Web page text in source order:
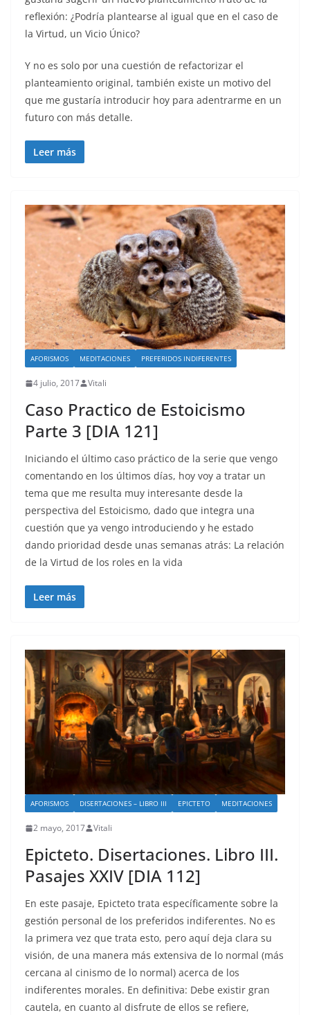
reflexión: ¿Podría plantearse al igual que en el caso de
la Virtud, un Vicio Único?
Y no es solo por una cuestión de refactorizar el
planteamiento original, también existe un motivo del
que me gustaría introducir hoy para adentrarme en un
futuro con más detalle.
Leer más
AFORISMOS MEDITACIONES PREFERIDOS INDIFERENTES
4 julio, 2017 Vitali
Caso Practico de Estoicismo
Parte 3 [DIA 121]
Iniciando el último caso práctico de la serie que vengo
comentando en los últimos días, hoy voy a tratar un
tema que me resulta muy interesante desde la
perspectiva del Estoicismo, dado que integra una
cuestión que ya vengo introduciendo y he estado
dando prioridad desde unas semanas atrás: La relación
de la Virtud de los roles en la vida
Leer más
AFORISMOS DISERTACIONES – LIBRO III EPICTETO MEDITACIONES
2 mayo, 2017 Vitali
Epicteto. Disertaciones. Libro III.
Pasajes XXIV [DIA 112]
En este pasaje, Epicteto trata específicamente sobre la
gestión personal de los preferidos indiferentes. No es
la primera vez que trata esto, pero aquí deja clara su
visión, de una manera más extensiva de lo normal (más
cercana al cinismo de lo normal) acerca de los
indiferentes morales. En definitiva: Debe existir gran
cautela, en cuanto al disfrute de ellos se refiere,